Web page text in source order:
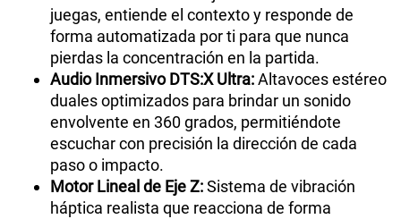
juegas, entiende el contexto y responde de
forma automatizada por ti para que nunca
pierdas la concentración en la partida.
Audio Inmersivo DTS:X Ultra:Altavoces estéreo
duales optimizados para brindar un sonido
envolvente en 360 grados, permitiéndote
escuchar con precisión la dirección de cada
paso o impacto.
Motor Lineal de Eje Z:Sistema de vibración
háptica realista que reacciona de forma